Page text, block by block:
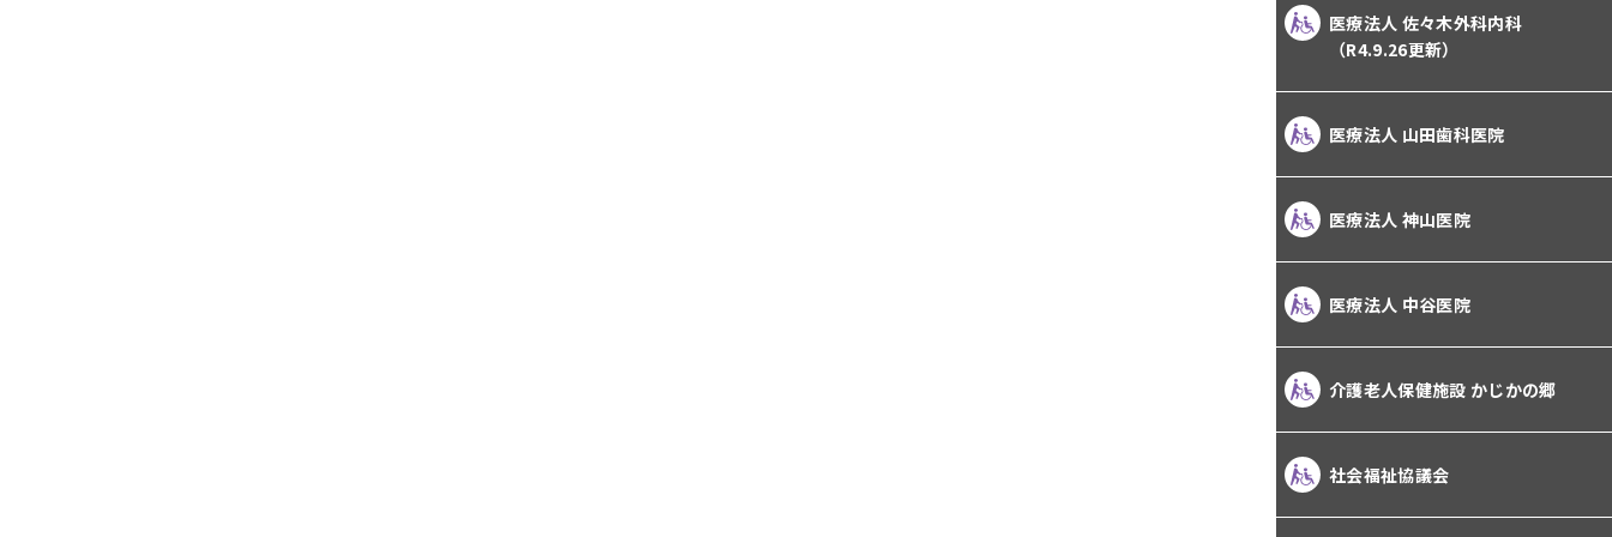
医療法人 佐々木外科内科
（R4.9.26更新）
医療法人 山田歯科医院
医療法人 神山医院
医療法人 中谷医院
介護老人保健施設 かじかの郷
社会福祉協議会